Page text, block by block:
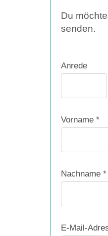
Du
senden.
Anrede
Vorname *
Nachname *
E-Mail-